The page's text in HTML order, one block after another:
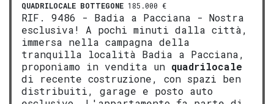
QUADRILOCALE BOTTEGONE 185.000 €
RIF. 9486 - Badia a Pacciana - Nostra
esclusiva! A pochi minuti dalla città,
immersa nella campagna della
tranquilla località Badia a Pacciana,
proponiamo in vendita un quadrilocale
di recente costruzione, con spazi ben
distribuiti, garage e posto auto